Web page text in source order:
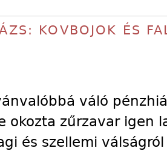
KOVBOJOK ÉS
váló
okozta zűrzavar igen
és szellemi